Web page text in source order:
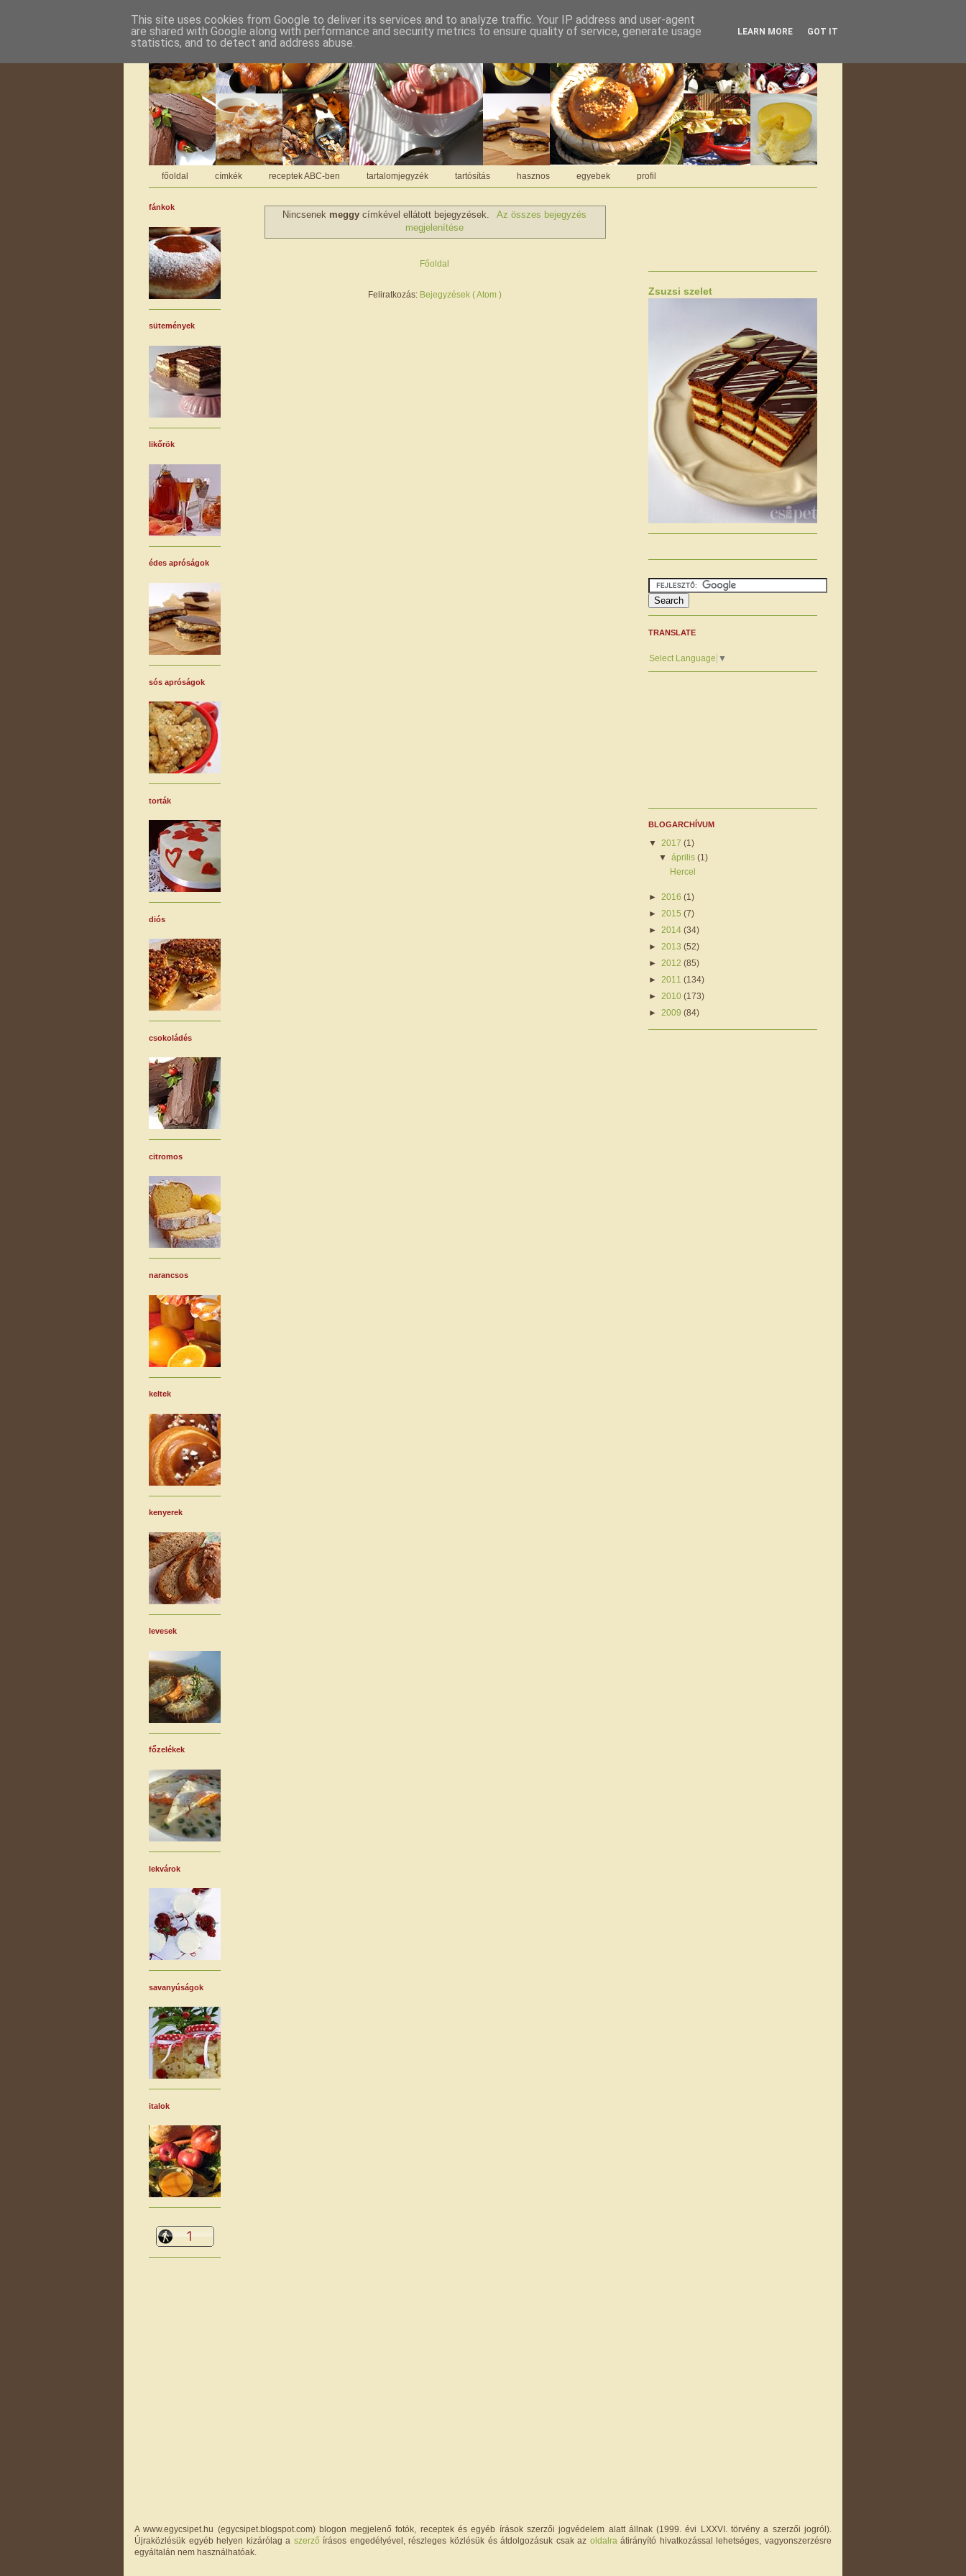
főoldal címkék receptek ABC-ben tartalomjegyzék tartósítás hasznos egyebek profil
Nincsenek meggy címkével ellátott bejegyzések.
Az összes bejegyzés
megjelenítése
Főoldal
Feliratkozás: Bejegyzések ( Atom )
fánkok
sütemények
likőrök
édes apróságok
sós apróságok
torták
diós
csokoládés
citromos
narancsos
keltek
kenyerek
levesek
főzelékek
lekvárok
savanyúságok
italok
Zsuzsi szelet
TRANSLATE
Select Language ▼
BLOGARCHÍVUM
▼ 2017 (1)
▼április(1)
Hercel
► 2016 (1)
► 2015 (7)
► 2014 (34)
► 2013 (52)
► 2012 (85)
► 2011 (134)
► 2010 (173)
► 2009 (84)
A www.egycsipet.hu (egycsipet.blogspot.com) blogon megjelenő fotók, receptek és egyéb írások szerzői jogvédelem alatt állnak (1999. évi LXXVI. törvény a szerzői jogról).
Újraközlésük egyéb helyen kizárólag a szerző írásos engedélyével, részleges közlésük és átdolgozásuk csak az oldalraátirányító hivatkozással lehetséges, vagyonszerzésre
egyáltalán nem használhatóak.
This site uses cookies from Google to deliver its services and to analyze traffic. Your IP address and user-agent
are shared with Google along with performance and security metrics to ensure quality of service, generate usage
statistics, and to detect and address abuse.
LEARN MORE GOT IT